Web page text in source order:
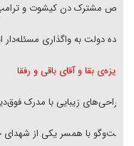
رقص مشترک دن کیشوت و
دنده دولت به واگذاری
غریزه‌ی بقا و آقای باقی و رفقا
جراحی‌های زیبایی با مدرک
گفت‌وگو با همسر یکی از